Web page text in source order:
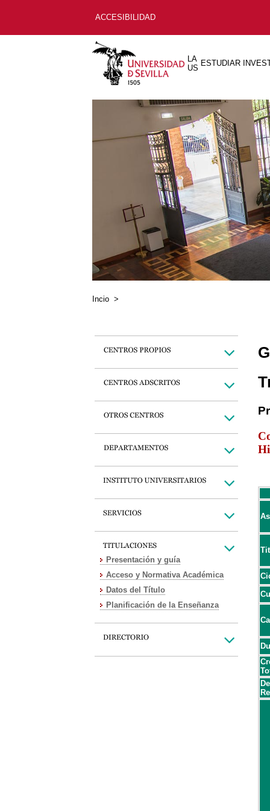
ACCESIBILIDAD
LA
US
ESTUDIAR
Incio >
Presentación y guía
Acceso y Normativa Académica
Datos del Título
Planificación de la Enseñanza